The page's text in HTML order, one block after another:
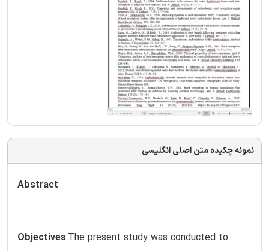
نمونه چکیده متن اصلی انگلیسی
Abstract
ObjectivesThe present study was conducted to